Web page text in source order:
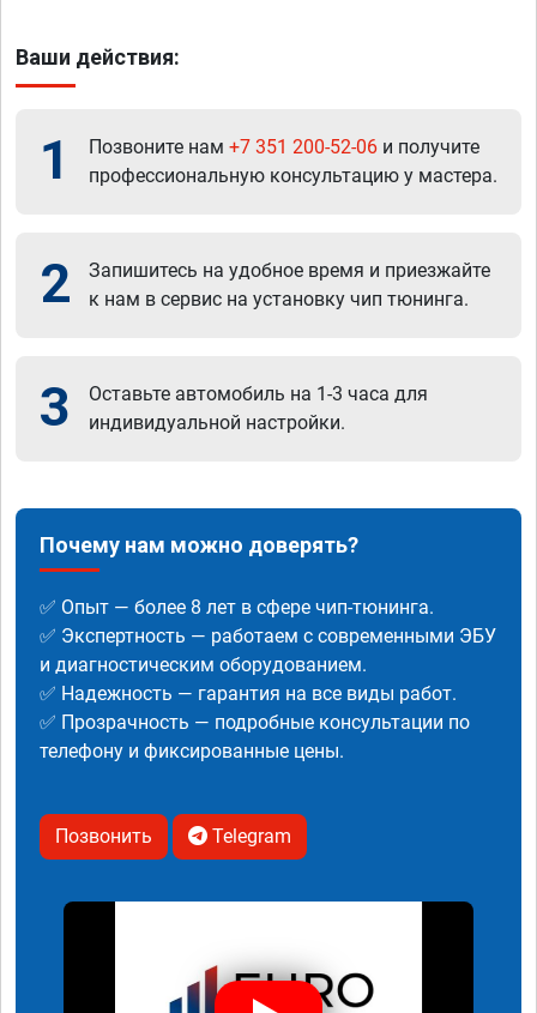
Ваши действия:
1 Позвоните нам +7 351 200-52-06 и получите
профессиональную консультацию у мастера.
2
Запишитесь на удобное время и приезжайте
к нам в сервис на установку чип тюнинга.
3
Оставьте автомобиль на 1-3 часа для
индивидуальной настройки.
Почему нам можно доверять?
✅ Опыт — более 8 лет в сфере чип-тюнинга.
✅ Экспертность — работаем с современными ЭБУ
и диагностическим оборудованием.
✅ Надежность — гарантия на все виды работ.
✅ Прозрачность — подробные консультации по
телефону и фиксированные цены.
Позвонить Telegram